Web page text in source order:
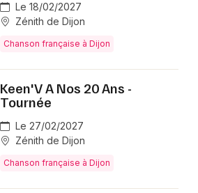
Le 18/02/2027
Zénith de Dijon
Chanson française à Dijon
Keen'V A Nos 20 Ans -
Tournée
Le 27/02/2027
Zénith de Dijon
Chanson française à Dijon